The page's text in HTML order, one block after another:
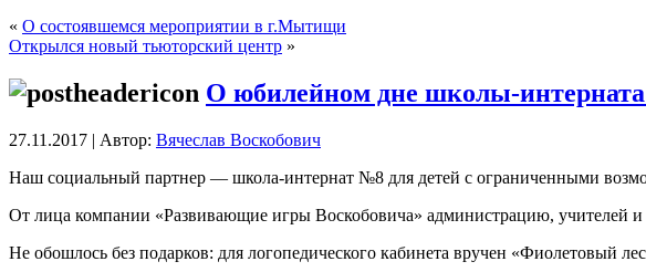
« О состоявшемся мероприятии в г.Мытищи
Открылся новый тьюторский центр »
О юбилейном дне школы-
27.11.2017 | Автор: Вячеслав Воскобович
Наш социальный партнер — школа-интернат №8 для детей с ограниченными
От лица компании «Развивающие игры Воскобовича» администрацию, учителей и
Не обошлось без подарков: для логопедического кабинета вручен «Фиолетовый